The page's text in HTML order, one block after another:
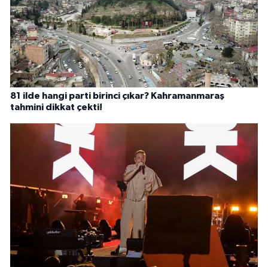
81 ilde hangi parti birinci çıkar? Kahramanmaraş
tahmini dikkat çekti!